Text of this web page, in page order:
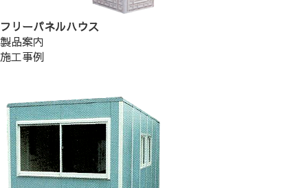
フリーパネルハウス
製品案内
施工事例